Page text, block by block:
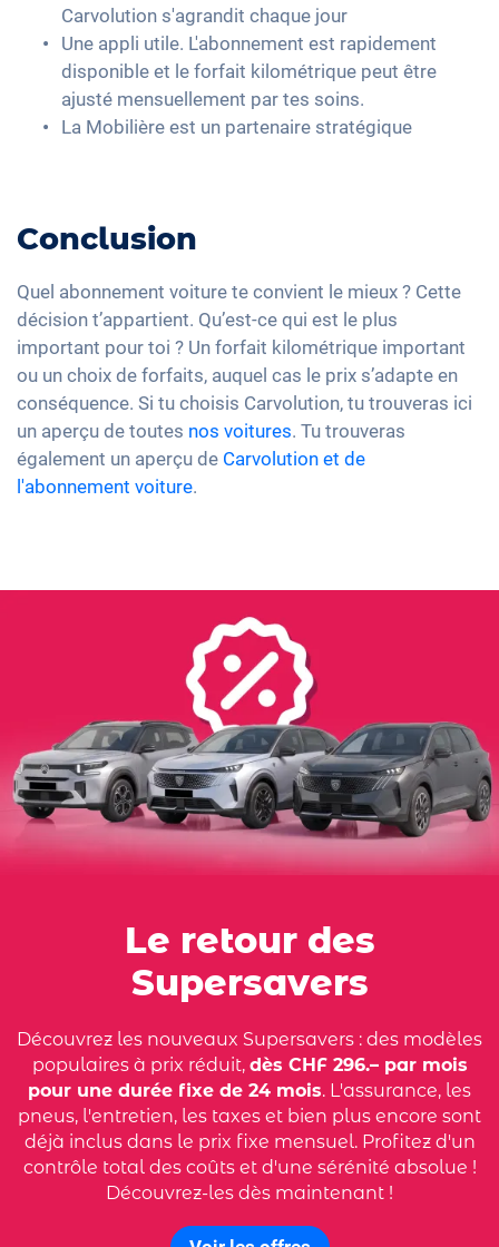
Carvolution s'agrandit chaque jour
Une appli utile. L'abonnement est rapidement
disponible et le forfait kilométrique peut être
ajusté mensuellement par tes soins.
La Mobilière est un partenaire stratégique
Conclusion
Quel abonnement voiture te convient le mieux ? Cette
décision t’appartient. Qu’est-ce qui est le plus
important pour toi ? Un forfait kilométrique important
ou un choix de forfaits, auquel cas le prix s’adapte en
conséquence. Si tu choisis Carvolution, tu trouveras ici
un aperçu de toutes nos voitures. Tu trouveras
également un aperçu de Carvolution et de
l'abonnement voiture.
Le retour des
Supersavers
Découvrez les nouveaux Supersavers : des modèles
populaires à prix réduit, dès CHF 296.– par mois
pour une durée fixe de 24 mois. L'assurance, les
pneus, l'entretien, les taxes et bien plus encore sont
déjà inclus dans le prix fixe mensuel. Profitez d'un
contrôle total des coûts et d'une sérénité absolue !
Découvrez-les dès maintenant !